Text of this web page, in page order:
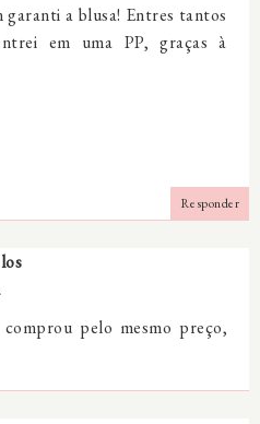
garanti a blusa! Entres tantos
em uma PP, graças à
Responder
comprou pelo mesmo preço,